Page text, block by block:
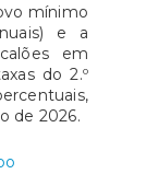
mínimo
e a
em
do 2.º
de 2026.